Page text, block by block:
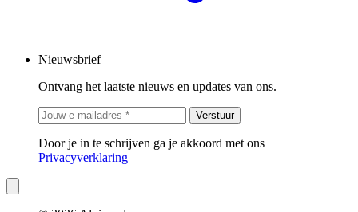
Nieuwsbrief
Ontvang het laatste nieuws en updates van ons.
Verstuur
Door je in te schrijven ga je akkoord met ons
Privacyverklaring